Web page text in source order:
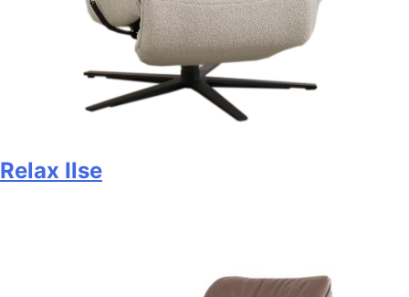
Relax Ilse